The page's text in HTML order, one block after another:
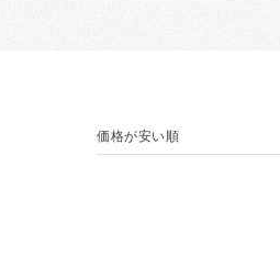
価格が安い順